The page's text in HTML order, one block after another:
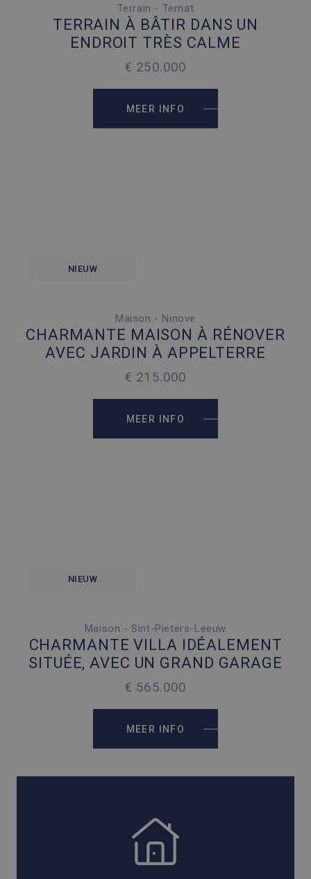
1173 M2
Terrain - Ternat
TERRAIN À BÂTIR DANS UN
ENDROIT TRÈS CALME
€ 250.000
MEER INFO
NIEUW
4 SLAAPKAMERS
1 PARKEERPLAATS
180 M2
210 M2
Maison - Ninove
CHARMANTE MAISON À RÉNOVER
AVEC JARDIN À APPELTERRE
€ 215.000
MEER INFO
NIEUW
3 SLAAPKAMERS
4 PARKEERPLAATSEN
156 M2
512 M2
Maison - Sint-Pieters-Leeuw
CHARMANTE VILLA IDÉALEMENT
SITUÉE, AVEC UN GRAND GARAGE
€ 565.000
MEER INFO